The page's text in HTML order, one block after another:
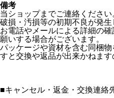
備考
当ショップまでご連絡ください
破損・汚損等の初期不良が発生
お電話やメールによる詳細の
願いする場合がございます。
パッケージや資材を含む同梱
すと交換や返品が出来かねます
■キャンセル・返金・交換連絡